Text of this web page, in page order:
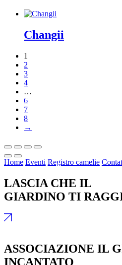
Changii
1
2
3
4
…
6
7
8
→
Home Eventi Registro camelie
LASCIA CHE IL
GIARDINO TI
ASSOCIAZIONE IL
INCANTATO